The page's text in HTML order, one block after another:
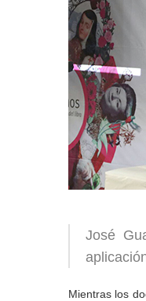
José
Mientras los